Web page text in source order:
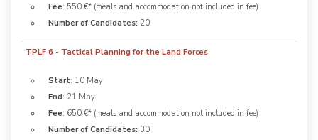
Fee: 550 €* (meals and accommodation not included in fee)
Number of Candidates: 20
TPLF 6 - Tactical Planning for the Land Forces
Start: 10 May
End: 21 May
Fee: 650 €* (meals and accommodation not included in fee)
Number of Candidates: 30